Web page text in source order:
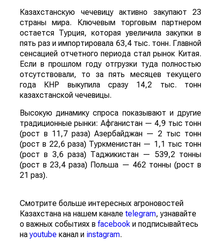
Казахстанскую чечевицу активно закупают 23
страны мира. Ключевым торговым партнером
остается Турция, которая увеличила закупки в
пять раз и импортировала 63,4 тыс. тонн. Главной
сенсацией отчетного периода стал рынок Китая.
Если в прошлом году отгрузки туда полностью
отсутствовали, то за пять месяцев текущего
года КНР выкупила сразу 14,2 тыс. тонн
казахстанской чечевицы.
Высокую динамику спроса показывают и другие
традиционные рынки: Афганистан — 4,9 тыс тонн
(рост в 11,7 раза) Азербайджан — 2 тыс тонн
(рост в 22,6 раза) Туркменистан — 1,1 тыс тонн
(рост в 3,6 раза) Таджикистан — 539,2 тонны
(рост в 23,4 раза) Польша — 462 тонны (рост в
21 раз).
Смотрите больше интересных агроновостей
Казахстана на нашем канале telegram, узнавайте
о важных событиях в facebook и подписывайтесь
наyoutube канал и instagram.